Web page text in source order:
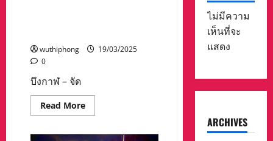
แข็ง
ทื่อ
wuthiphong
19/03/2025
0
บึงกาฬ – จัด
Read MoreRead
more
เต็ม
ไม่มีความ
เห็นที่จะ
แสดง
ARCHIVES